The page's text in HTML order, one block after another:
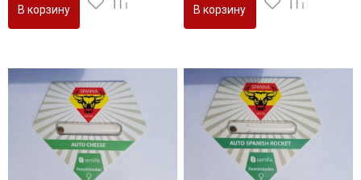
В корзину В корзину